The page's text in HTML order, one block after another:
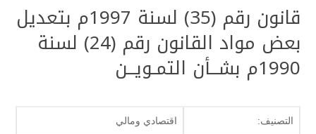
قانون رقم (35) لسنة 1997م بتعديل
بعض مواد القانون رقم (24) لسنة
1990م بشــأن التمـويــن
التصنيف: اقتصادي ومالي